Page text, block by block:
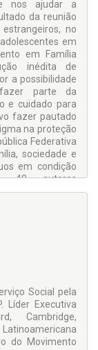
nos ajudar a
da reunião
no
em
em Família
inédita de
a possibilidade
parte da
e cuidado para
fazer pautado
na proteção
Federativa
sociedade e
em condição
48 autores
teórico,
no
acolhidos em
efetivação de
você une-se
cuidado;
criança ou
Social pela
Líder Executiva
Cambridge,
do Movimento